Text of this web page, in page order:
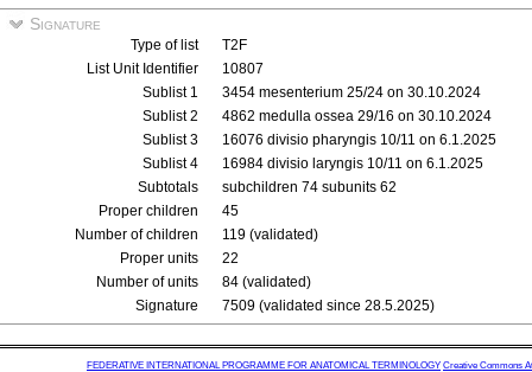
Signature
Type of list
T2F
List Unit Identifier
10807
Sublist 1
3454 mesenterium 25/24 on 30.10.2024
Sublist 2
4862 medulla ossea 29/16 on 30.10.2024
Sublist 3
16076 divisio pharyngis 10/11 on 6.1.2025
Sublist 4
16984 divisio laryngis 10/11 on 6.1.2025
Subtotals
subchildren 74 subunits 62
Proper children
45
Number of children
119 (validated)
Proper units
22
Number of units
84 (validated)
Signature
7509 (validated since 28.5.2025)
FEDERATIVE INTERNATIONAL PROGRAMME FOR ANATOMICAL TERMINOLOGY Creative Commons